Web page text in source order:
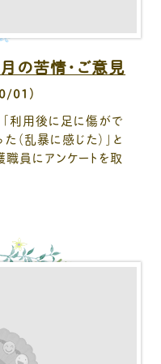
苦情・ご意見
01）
「利用後に足に傷がで
（乱暴に感じた）」と
員にアンケートを取